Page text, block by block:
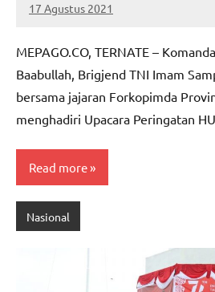
17 Agustus 2021
MEPAGO
No
MEPAGO.CO, TERNATE –
Baabullah, Brigjend TNI Imam
bersama jajaran Forkopimda
menghadiri Upacara Peringatan
Read more
Nasional